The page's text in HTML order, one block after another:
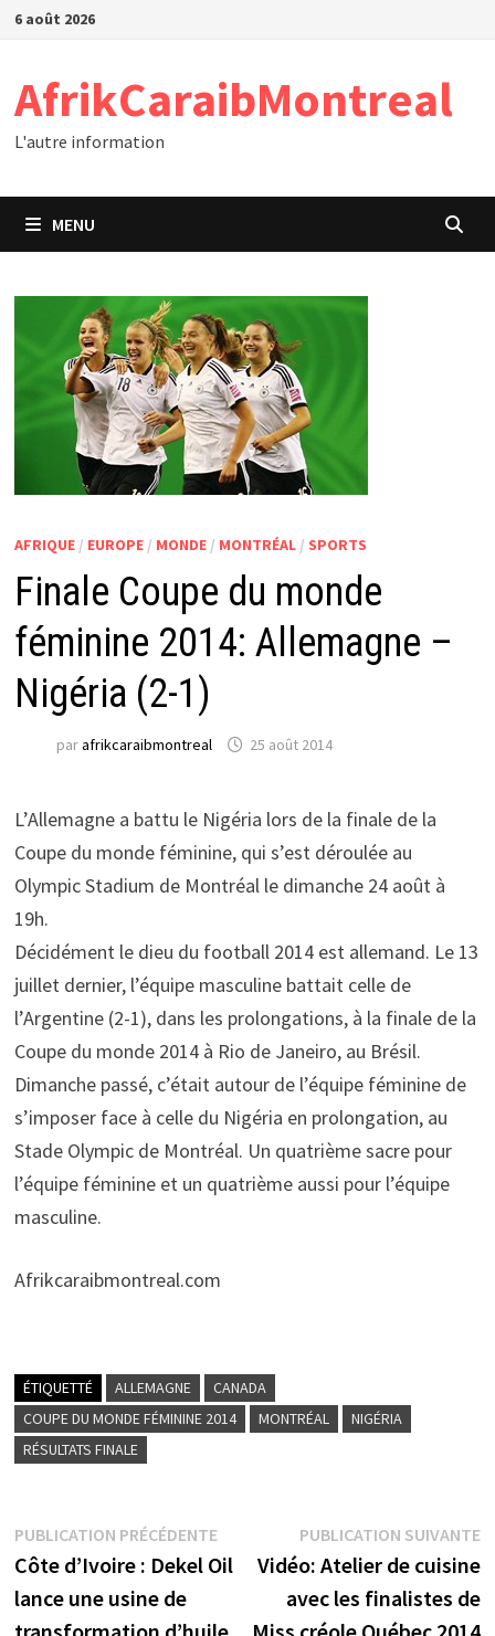
Passer
6 août 2026
AfrikCaraibMontreal
L'autre information
MENU
AFRIQUE/ EUROPE/ MONDE/ MONTRÉAL/ SPORTS
Finale Coupe du monde
féminine 2014: Allemagne –
Nigéria (2-1)
parafrikcaraibmontreal 25 août 2014
L’Allemagne a battu le Nigéria lors de la finale de la
Coupe du monde féminine, qui s’est déroulée au
Olympic Stadium de Montréal le dimanche 24 août à
19h.
Décidément le dieu du football 2014 est allemand. Le 13
juillet dernier, l’équipe masculine battait celle de
l’Argentine (2-1), dans les prolongations, à la finale de la
Coupe du monde 2014 à Rio de Janeiro, au Brésil.
Dimanche passé, c’était autour de l’équipe féminine de
s’imposer face à celle du Nigéria en prolongation, au
Stade Olympic de Montréal. Un quatrième sacre pour
l’équipe féminine et un quatrième aussi pour l’équipe
masculine.
Afrikcaraibmontreal.com
ÉTIQUETTÉ ALLEMAGNE
CANADA
COUPE DU MONDE FÉMININE 2014
MONTRÉAL
NIGÉRIA
RÉSULTATS FINALE
Navigation
de
l’article
PUBLICATION PRÉCÉDENTEPublication
précédente :
Côte d’Ivoire : Dekel Oil
lance une usine de
PUBLICATION SUIVANTE
Vidéo: Atelier de cuisine
avec les finalistes de